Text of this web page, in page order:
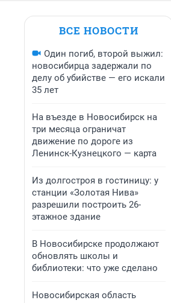
ВСЕ НОВОСТИ
Один погиб, второй выжил:
новосибирца задержали по
делу об убийстве — его искали
35 лет
На въезде в Новосибирск на
три месяца ограничат
движение по дороге из
Ленинск-Кузнецкого — карта
Из долгостроя в гостиницу: у
станции «Золотая Нива»
разрешили построить 26-
этажное здание
В Новосибирске продолжают
обновлять школы и
библиотеки: что уже сделано
Новосибирская область